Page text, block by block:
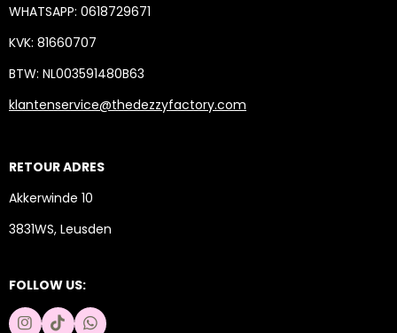
WHATSAPP: 0618729671
KVK: 81660707
BTW: NL003591480B63
klantenservice@thedezzyfactory.com
RETOUR ADRES
Akkerwinde 10
3831WS, Leusden
FOLLOW US: